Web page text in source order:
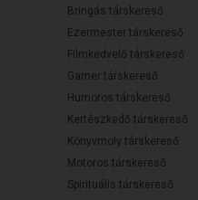
Bringás társkereső
Ezermester társkereső
Filmkedvelő társkereső
Gamer társkereső
Humoros társkereső
Kertészkedő társkereső
Könyvmoly társkereső
Motoros társkereső
Spirituális társkereső